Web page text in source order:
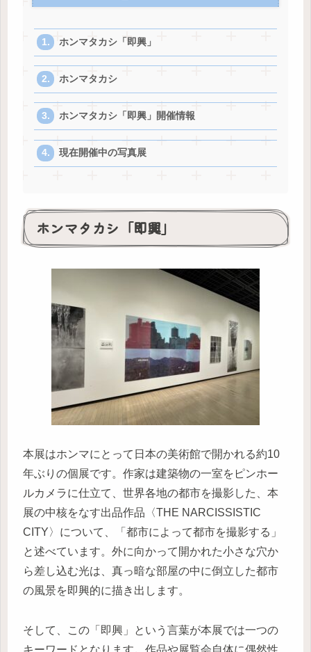
ホンマタカシ「即興」
ホンマタカシ
ホンマタカシ「即興」開催情報
現在開催中の写真展
ホンマタカシ「即興」
本展はホンマにとって日本の美術館で開かれる約10
年ぶりの個展です。作家は建築物の一室をピンホー
ルカメラに仕立て、世界各地の都市を撮影した、本
展の中核をなす出品作品〈THE NARCISSISTIC
CITY〉について、「都市によって都市を撮影する」
と述べています。外に向かって開かれた小さな穴か
ら差し込む光は、真っ暗な部屋の中に倒立した都市
の風景を即興的に描き出します。
そして、この「即興」という言葉が本展では一つの